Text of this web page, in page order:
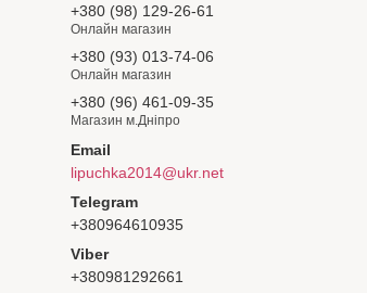
+380 (98) 129-26-61
Онлайн магазин
+380 (93) 013-74-06
Онлайн магазин
+380 (96) 461-09-35
Магазин м.Дніпро
lipuchka2014@ukr.net
+380964610935
+380981292661